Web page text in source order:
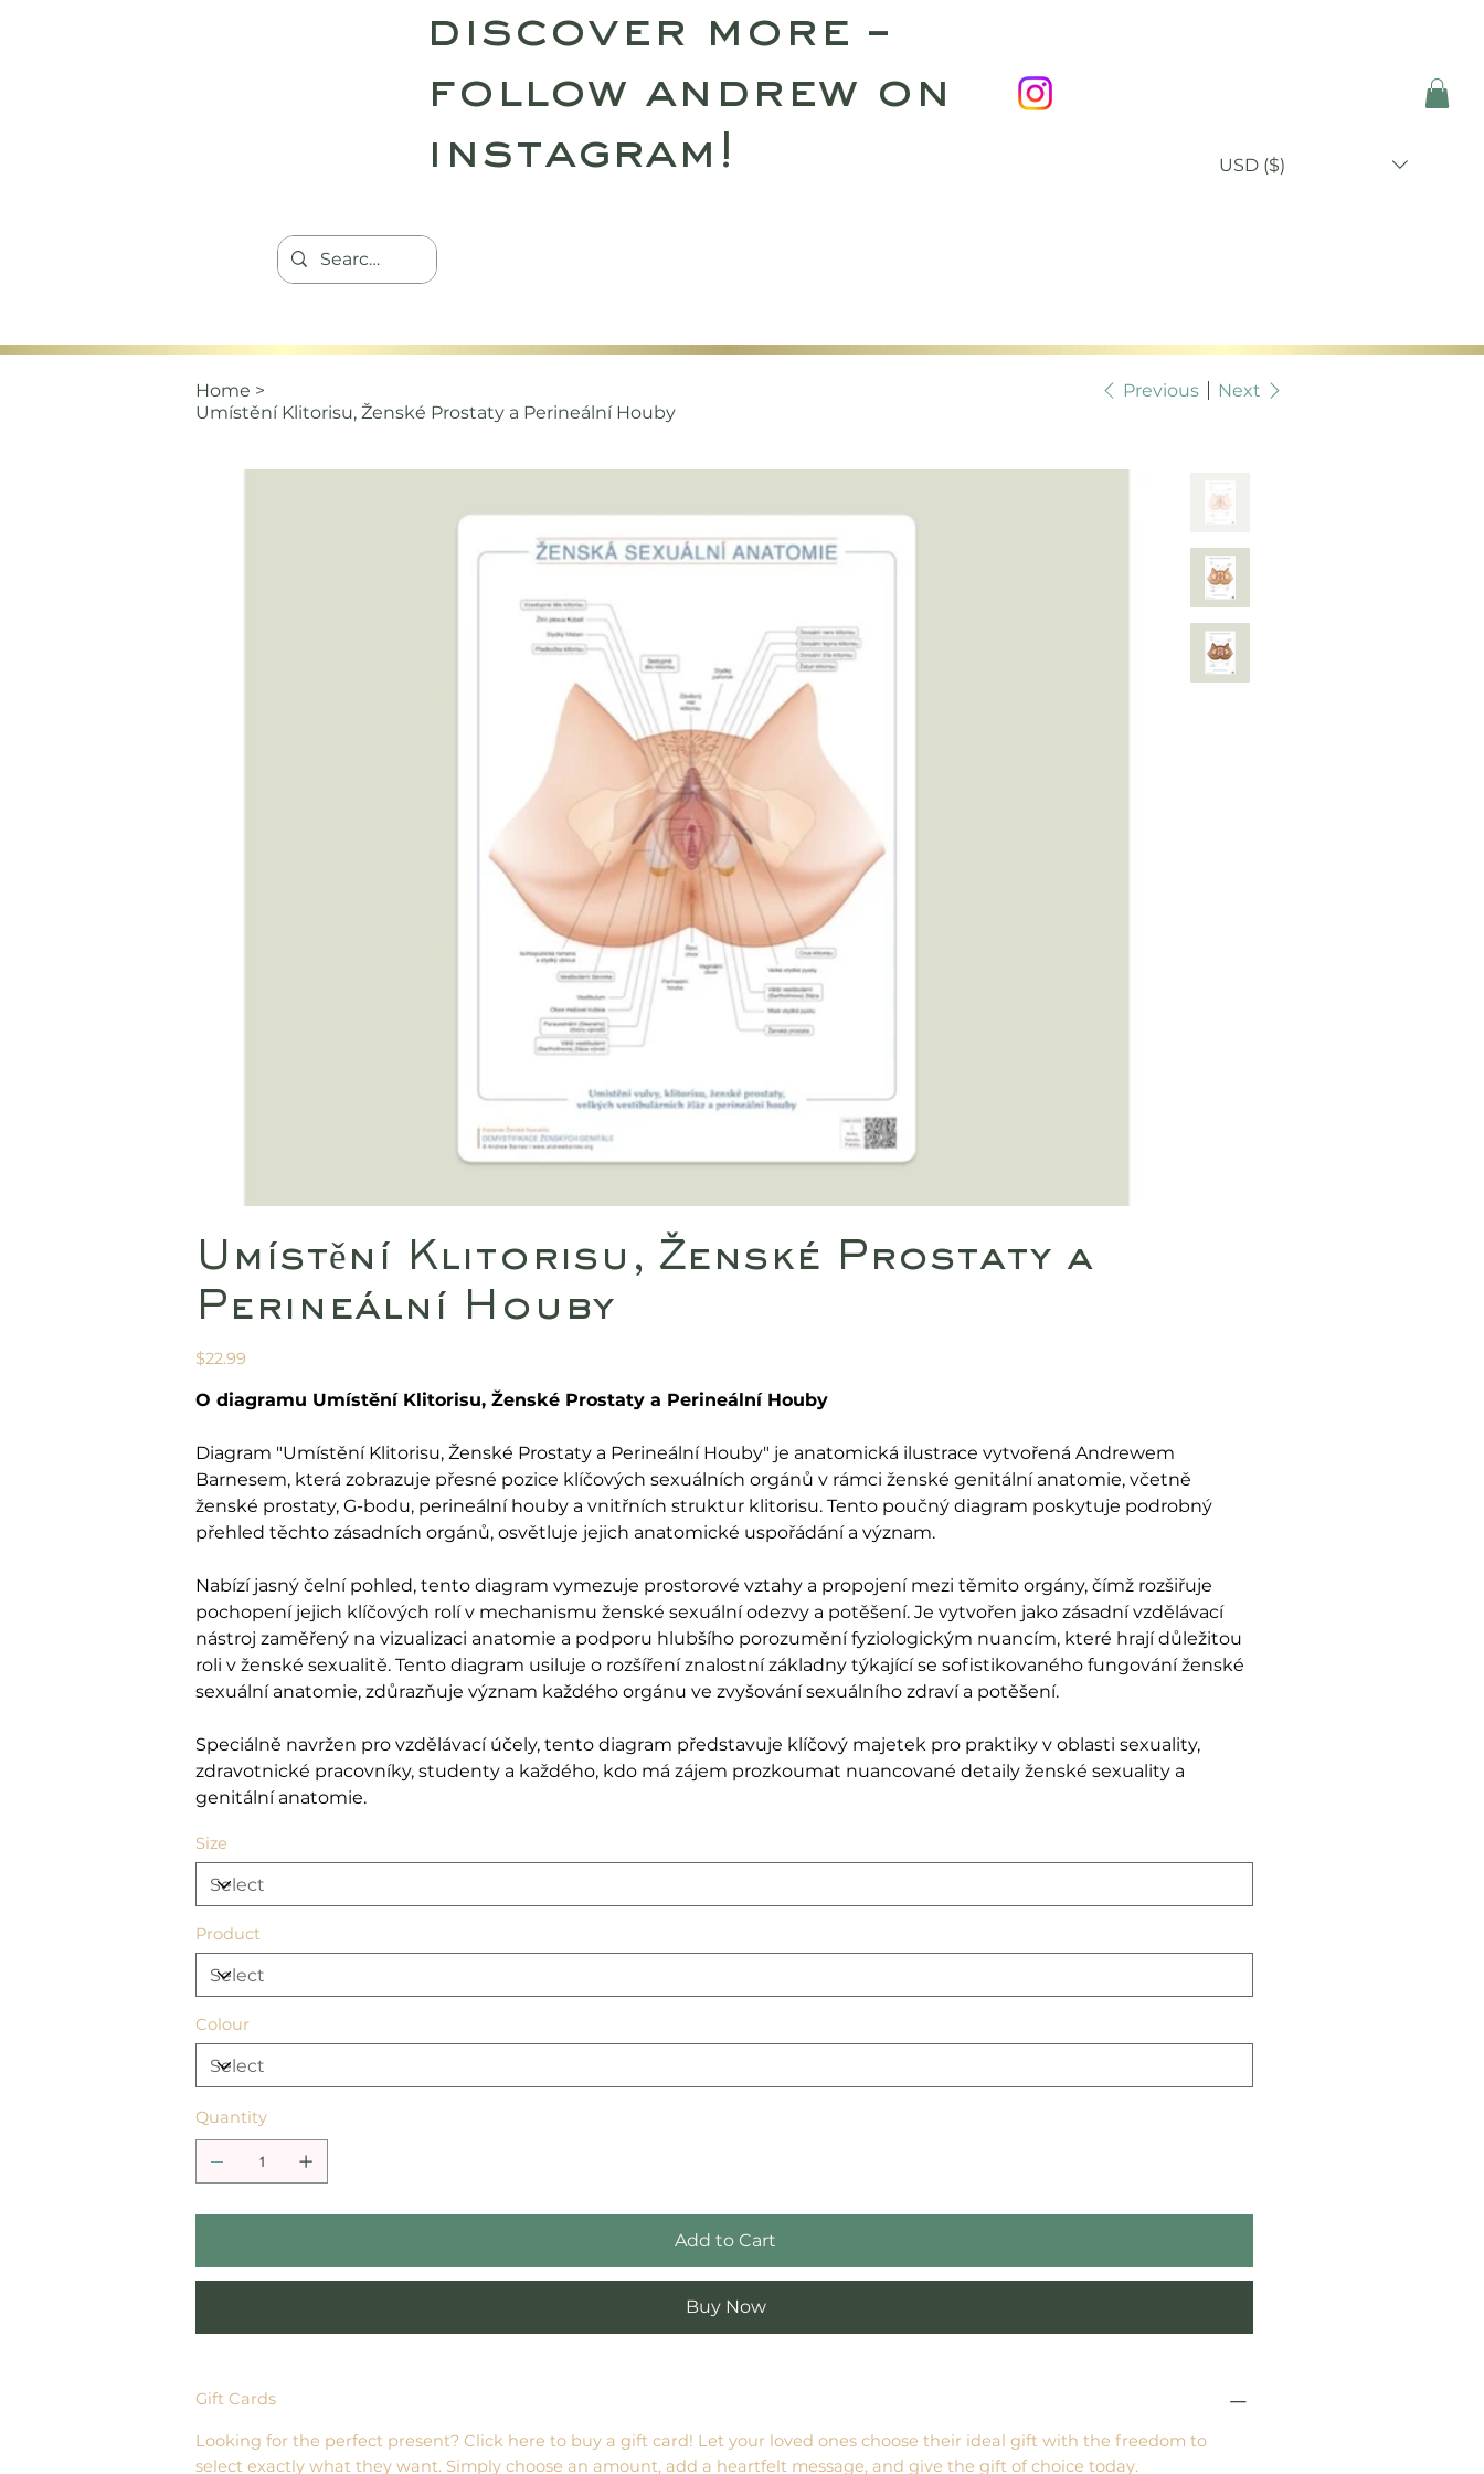
discover more –
follow andrew on
instagram!
USD ($)
Home >
Umístění Klitorisu, Ženské Prostaty a Perineální Houby
Previous Next
Umístění Klitorisu, Ženské Prostaty a
Perineální Houby
Price
$22.99
O diagramu Umístění Klitorisu, Ženské Prostaty a Perineální Houby
Diagram "Umístění Klitorisu, Ženské Prostaty a Perineální Houby" je anatomická ilustrace vytvořená Andrewem
Barnesem, která zobrazuje přesné pozice klíčových sexuálních orgánů v rámci ženské genitální anatomie, včetně
ženské prostaty, G-bodu, perineální houby a vnitřních struktur klitorisu. Tento poučný diagram poskytuje podrobný
přehled těchto zásadních orgánů, osvětluje jejich anatomické uspořádání a význam.
Nabízí jasný čelní pohled, tento diagram vymezuje prostorové vztahy a propojení mezi těmito orgány, čímž rozšiřuje
pochopení jejich klíčových rolí v mechanismu ženské sexuální odezvy a potěšení. Je vytvořen jako zásadní vzdělávací
nástroj zaměřený na vizualizaci anatomie a podporu hlubšího porozumění fyziologickým nuancím, které hrají důležitou
roli v ženské sexualitě. Tento diagram usiluje o rozšíření znalostní základny týkající se sofistikovaného fungování ženské
sexuální anatomie, zdůrazňuje význam každého orgánu ve zvyšování sexuálního zdraví a potěšení.
Speciálně navržen pro vzdělávací účely, tento diagram představuje klíčový majetek pro praktiky v oblasti sexuality,
zdravotnické pracovníky, studenty a každého, kdo má zájem prozkoumat nuancované detaily ženské sexuality a
genitální anatomie.
Size
Product
Colour
Quantity
Add to Cart
Buy Now
Gift Cards
Looking for the perfect present? Click here to buy a gift card! Let your loved ones choose their ideal gift with the freedom to
select exactly what they want. Simply choose an amount, add a heartfelt message, and give the gift of choice today.